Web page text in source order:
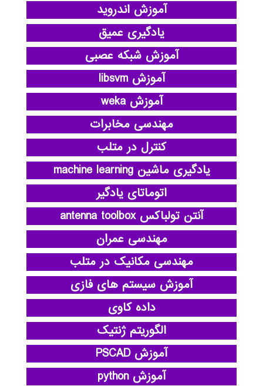
آموزش اندروید
یادگیری عمیق
آموزش شبکه عصبی
آموزش libsvm
آموزش weka
مهندسی مخابرات
کنترل در متلب
یادگیری ماشین machine learning
اتوماتای یادگیر
آنتن تولباکس antenna toolbox
مهندسی عمران
مهندسی مکانیک در متلب
آموزش سیستم های فازی
داده کاوی
الگوریتم ژنتیک
آموزش PSCAD
آموزش python